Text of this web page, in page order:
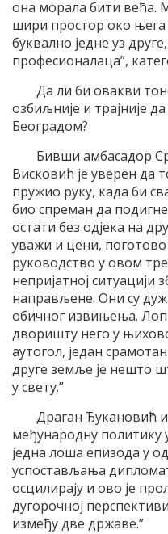
она морала бити већа.
шири простор око њега
буквално једне уз
професионалаца”,
Да ли би овакви
озбиљније и трајније
Београдом?
Бивши амбасадор
Висковић је уверен да
пружио руку, када би
био спреман да
остати без одјека на
уважи и цени, поготово
руководство у овом
непријатној ситуацији
направљене. Они су
обичног извињења.
дворишту него у
аутогол, један
друге земље је нешто
у свету.”
Драган Ђукановић
међународну политику
једна лоша епизода у
успостављања
осцилирају и ово је
дугорочној
између две државе.”